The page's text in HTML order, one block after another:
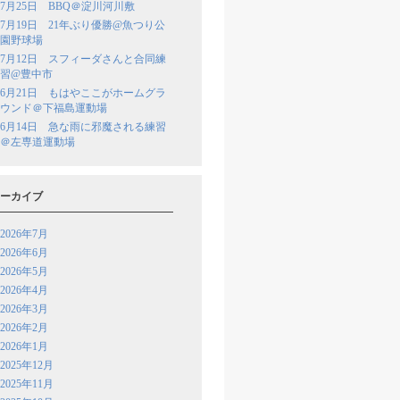
7月25日 BBQ＠淀川河川敷
7月19日 21年ぶり優勝@魚つり公
園野球場
7月12日 スフィーダさんと合同練
習@豊中市
6月21日 もはやここがホームグラ
ウンド＠下福島運動場
6月14日 急な雨に邪魔される練習
＠左専道運動場
カイブ
2026年7月
2026年6月
2026年5月
2026年4月
2026年3月
2026年2月
2026年1月
2025年12月
2025年11月